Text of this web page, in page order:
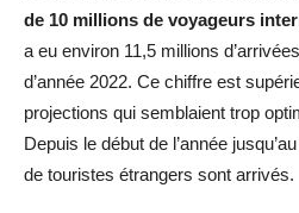
de 10 millions de voyageurs
a eu environ 11,5 millions
d’année 2022. Ce chiffre est
projections qui semblaient trop
Depuis le début de l’année
de touristes étrangers sont arrivés.